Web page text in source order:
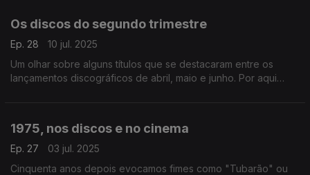
Os discos do segundo trimestre
Ep. 28
10 jul. 2025
Um olhar sobre alguns títulos que se destacaram entre os
lançamentos discográficos de abril, maio e junho. Por aqui
1975, nos discos e no cinema
Ep. 27
03 jul. 2025
Cinquenta anos depois evocamos fimes como "Tubarão" ou